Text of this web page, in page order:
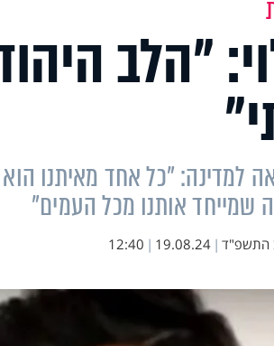
"הלב
למדינה: "כל אחד מאיתנו
שמייחד אותנו מכל העמים"
התשפ"ד |
19.08.24
|
12:40